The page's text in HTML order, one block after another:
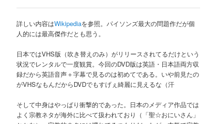
詳しい内容はWikipediaを参照。パイソンズ最大の問題作だが個
人的には最高傑作だとも思う。
日本ではVHS版（吹き替えのみ）がリリースされてるだけという
状況でレンタルで一度観賞。今回のDVD版は英語・日本語両方収
録だから英語音声＋字幕で見るのは初めてである。いや前見たの
がVHSなもんだからDVDでもすげぇ綺麗に見えるな（汗
そして中身はやっぱり衝撃的であった。日本のメディア作品では
よく宗教ネタが海外に比べて扱われており（「聖☆おにいさん」